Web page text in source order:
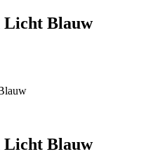
Licht Blauw
Licht Blauw